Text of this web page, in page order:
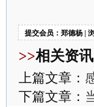
提交会员：郑德杨 |
>>相关资讯
上篇文章：
下篇文章：